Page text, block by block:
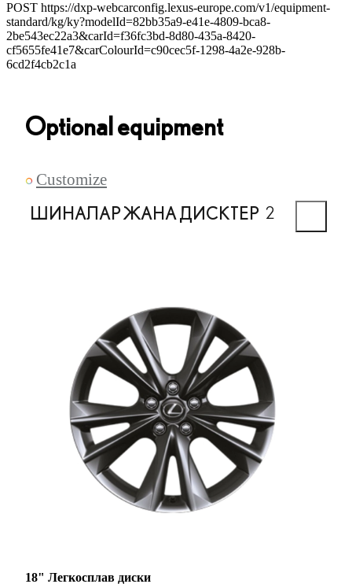
POST https://dxp-webcarconfig.lexus-europe.com/v1/equipment-
standard/kg/ky?modelId=82bb35a9-e41e-4809-bca8-
2be543ec22a3&carId=f36fc3bd-8d80-435a-8420-
cf5655fe41e7&carColourId=c90cec5f-1298-4a2e-928b-
6cd2f4cb2c1a
Optional equipment
Customize
ШИНАЛАР ЖАНА ДИСКТЕР 2
18" Легкосплав диски